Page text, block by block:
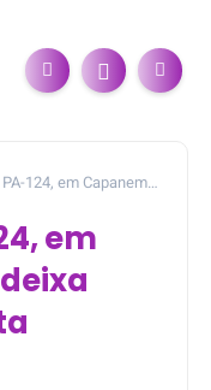
124, em Capanema
em